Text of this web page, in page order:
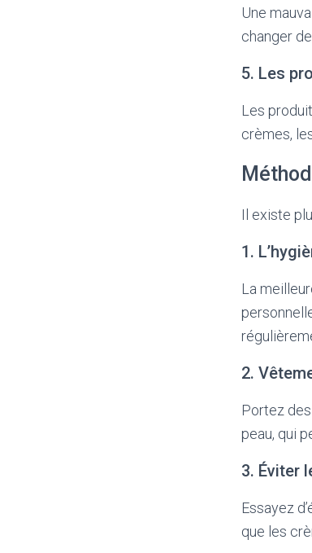
Une
changer
5. Les
Les
crèmes,
Il existe
1.
La
2.
Portez
peau, qui
3. Éviter
Essayez
que les